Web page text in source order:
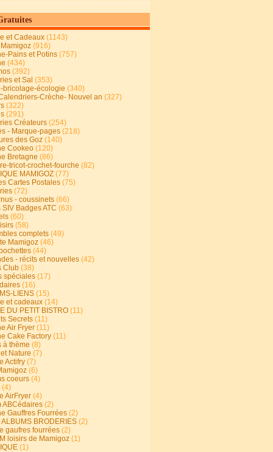
et Cadeaux (1143)
(916)
Pains et Potins (757)
(434)
(392)
et Sal (353)
bricolage-écologie (340)
Crèche- Nouvel an (327)
(322)
(291)
Créateurs (254)
- Marque-pages (218)
des Goz (140)
Cookeo (120)
Bretagne (86)
tricot-crochet-fourche (82)
MAMIGOZ (77)
Cartes Postales (75)
(72)
- coussinets (66)
Badges ATC (63)
(60)
(58)
complets (49)
Mamigoz (46)
(44)
- récits et nouvelles (42)
Club (38)
spéciales (17)
(16)
LIENS (15)
et cadeaux (14)
DU PETIT BISTRO (11)
Secrets (11)
Air Fryer (11)
Cake Factory (11)
à thème (8)
Nature (7)
Actifry (7)
(6)
coeurs (4)
(4)
AirFryer (4)
ABCédaires (2)
Gauffres Fourrées (2)
ALBUMS BRODERIES (2)
gaufres fourrées (2)
loisirs de Mamigoz (1)
(1)